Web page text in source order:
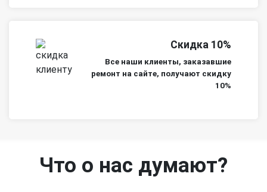
Скидка 10%
Все наши клиенты, заказавшие
ремонт на сайте, получают скидку
10%
Что о нас думают?